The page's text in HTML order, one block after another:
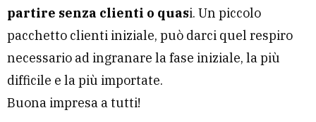
partire senza clienti o quasi. Un piccolo
pacchetto clienti iniziale, può darci quel respiro
necessario ad ingranare la fase iniziale, la più
difficile e la più importate.
Buona impresa a tutti!